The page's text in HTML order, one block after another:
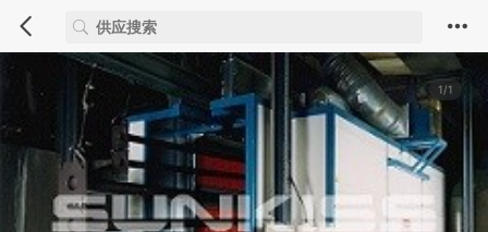
1/1